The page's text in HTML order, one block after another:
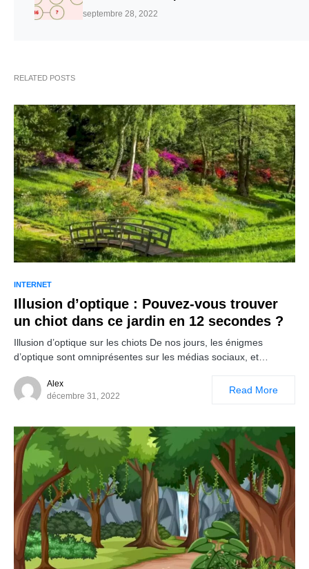
septembre 28, 2022
RELATED POSTS
INTERNET
Illusion d’optique : Pouvez-vous trouver
un chiot dans ce jardin en 12 secondes ?
Illusion d’optique sur les chiots De nos jours, les énigmes
d’optique sont omniprésentes sur les médias sociaux, et…
Alex
décembre 31, 2022
Read More